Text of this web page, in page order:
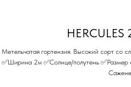
HERCULES
Метельчатая гортензия. Высокий сорт со
✅Ширина 2м ✅Солнце/полутень